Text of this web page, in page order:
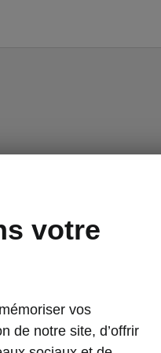
votre
vos
de notre site, d’offrir